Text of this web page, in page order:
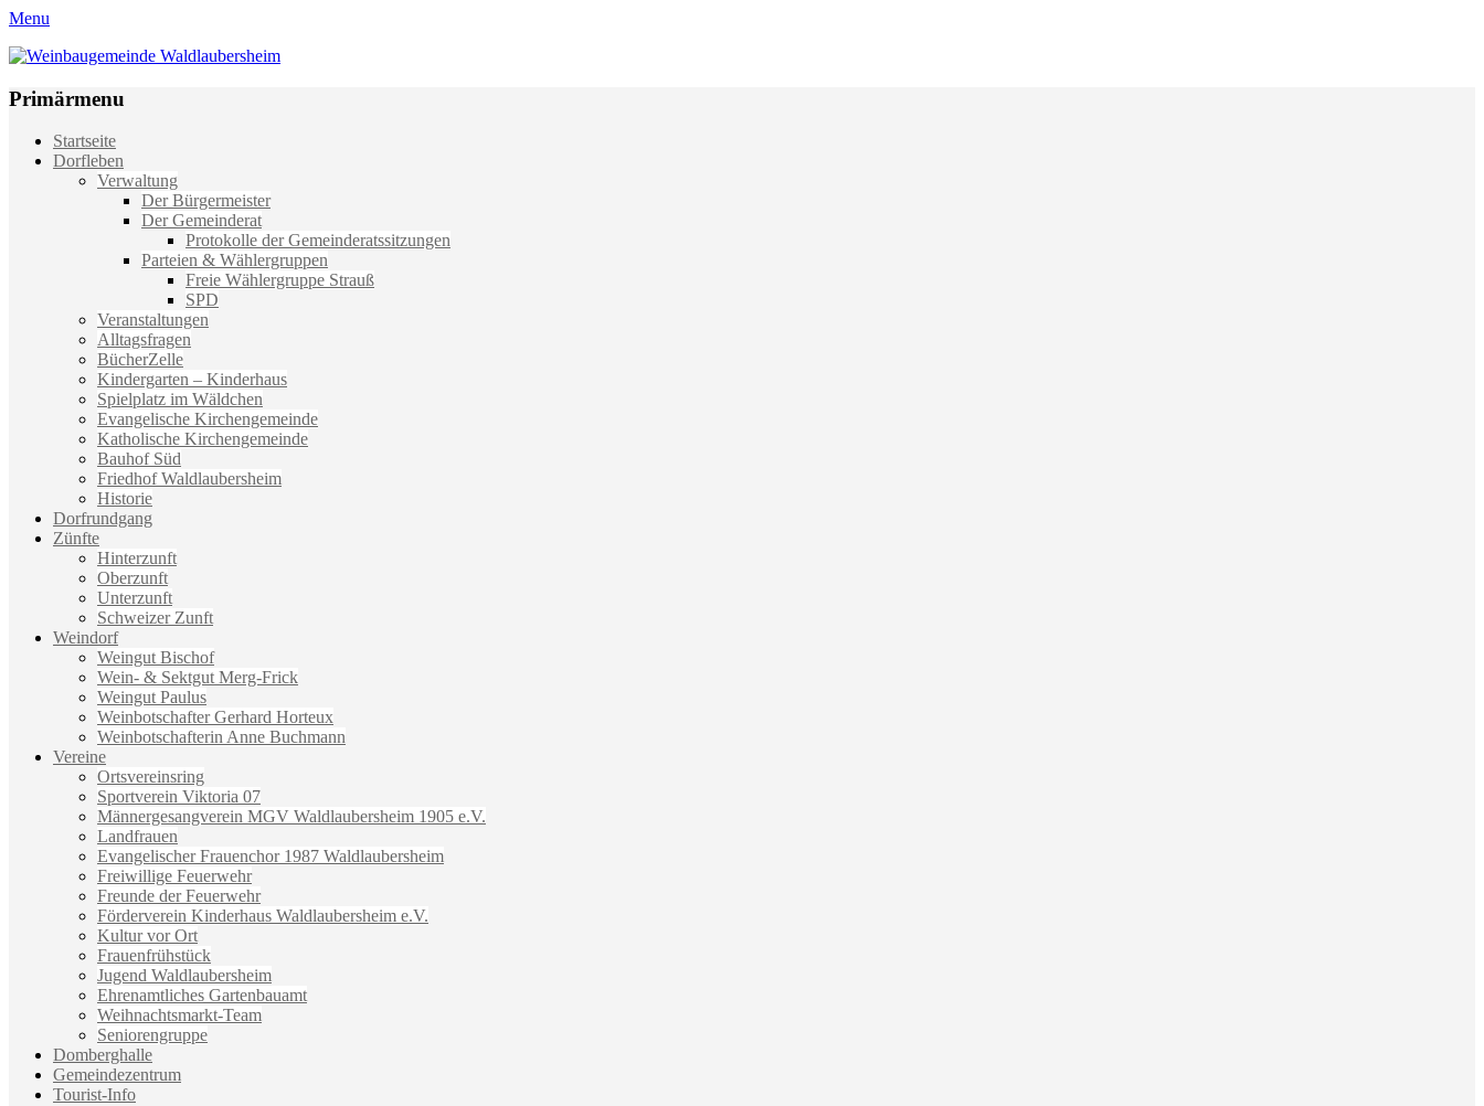
Menu
Weinbaugemeinde Waldlaubersheim
Primärmenu
Weiter
zum
Startseite
Dorfleben
Verwaltung
Der Bürgermeister
Der Gemeinderat
Protokolle der Gemeinderatssitzungen
Parteien & Wählergruppen
Freie Wählergruppe Strauß
SPD
Veranstaltungen
Alltagsfragen
BücherZelle
Kindergarten – Kinderhaus
Spielplatz im Wäldchen
Evangelische Kirchengemeinde
Katholische Kirchengemeinde
Bauhof Süd
Friedhof Waldlaubersheim
Historie
Dorfrundgang
Zünfte
Hinterzunft
Oberzunft
Unterzunft
Schweizer Zunft
Weindorf
Weingut Bischof
Wein- & Sektgut Merg-Frick
Weingut Paulus
Weinbotschafter Gerhard Horteux
Weinbotschafterin Anne Buchmann
Vereine
Ortsvereinsring
Sportverein Viktoria 07
Männergesangverein MGV Waldlaubersheim 1905 e.V.
Landfrauen
Evangelischer Frauenchor 1987 Waldlaubersheim
Freiwillige Feuerwehr
Freunde der Feuerwehr
Förderverein Kinderhaus Waldlaubersheim e.V.
Kultur vor Ort
Frauenfrühstück
Jugend Waldlaubersheim
Ehrenamtliches Gartenbauamt
Weihnachtsmarkt-Team
Seniorengruppe
Domberghalle
Gemeindezentrum
Tourist-Info